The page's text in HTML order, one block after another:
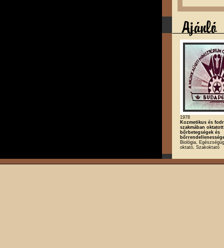
1978
Kozmetikus és
szakmában oktatott
bőrbetegségek és
Biológia,
oktató, Szakoktató